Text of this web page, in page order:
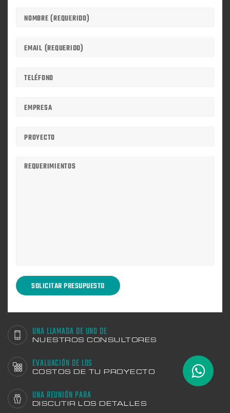
UNA LLAMADA DE UNO DE
NUESTROS CONSULTORES
EVALUACIÓN DE LOS
COSTOS DE TU PROYECTO
UNA REUNIÓN PARA
DISCUTIR LOS DETALLES